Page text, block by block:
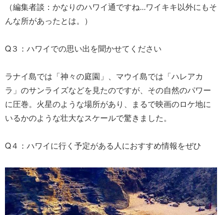
（編集者談：かなりのハワイ通ですね...ワイキキ以外にもそ
んな所があったとは。）
Q３：ハワイでの思い出を聞かせてください
ラナイ島では「神々の庭園」、マウイ島では「ハレアカ
ラ」のサンライズなどを見たのですが、その自然のパワー
に圧巻。火星のような場所があり、まるで映画のロケ地に
いるかのような壮大なスケールで驚きました。
Q４：ハワイに行く予定がある人におすすめ情報をぜひ